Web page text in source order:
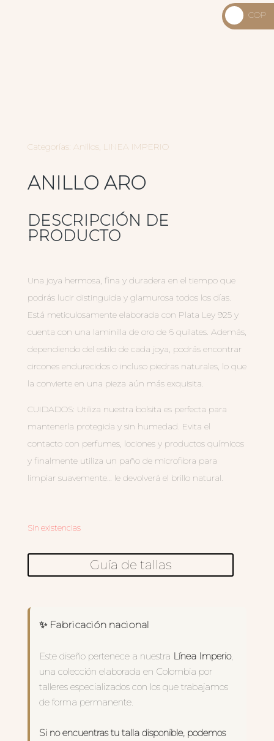
Categorías: Anillos, LINEA IMPERIO
ANILLO ARO
DESCRIPCIÓN DE
PRODUCTO
Una joya hermosa, fina y duradera en el tiempo que
podrás lucir distinguida y glamurosa todos los días.
Está meticulosamente elaborada con Plata Ley 925 y
cuenta con una laminilla de oro de 6 quilates. Además,
dependiendo del estilo de cada joya, podrás encontrar
circones endurecidos o incluso piedras naturales, lo que
la convierte en una pieza aún más exquisita.
CUIDADOS: Utiliza nuestra bolsita es perfecta para
mantenerla protegida y sin humedad. Evita el
contacto con perfumes, lociones y productos químicos
y finalmente utiliza un paño de microfibra para
limpiar suavemente… le devolverá el brillo natural.
Sin existencias
Guía de tallas
✨ Fabricación nacional
Este diseño pertenece a nuestra Línea Imperio,
una colección elaborada en Colombia por
talleres especializados con los que trabajamos
de forma permanente.
Si no encuentras tu talla disponible, podemos
_
_
COP